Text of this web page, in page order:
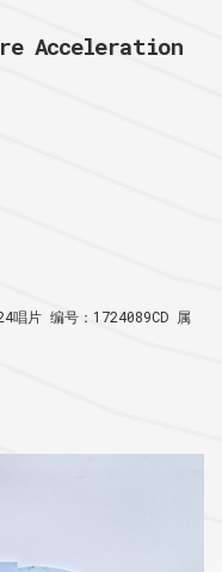
Acceleration
唱片 编号：1724089CD 属